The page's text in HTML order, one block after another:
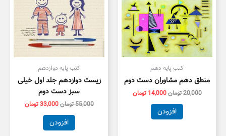
کتب پایه دهم
منطق دهم مشاوران دست دوم
20,000تومان14,000 تومان
افزودن
کتب پایه دوازدهم
زیست دوازدهم جلد اول خیلی
سبز دست دوم
55,000تومان33,000تومان
افزودن